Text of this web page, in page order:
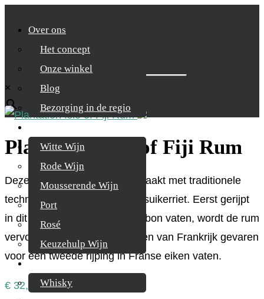
Over ons
Het concept
Onze winkel
Blog
Bezorging in de regio
Witte Wijn
Rode Wijn
Mousserende Wijn
Port
Rosé
Keuzehulp Wijn
Whisky
Whisky
Zoek je product
×
Plantation Isle of Fiji Rum
Deze heerlijke rum wordt gemaakt met traditionele
technieken en lokaal Fijiaans suikerriet. Eerst gerijpt
in dit tropische klimaat in bourbon vaten, wordt de rum
vervolgens naar het zuidwesten van Frankrijk gevaren
voor een tweede rijping in Franse eiken vaten.
€ 32,95